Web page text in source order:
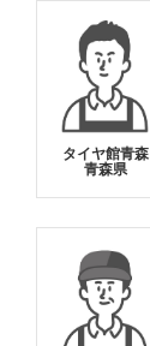
タイヤ館青森
青森県